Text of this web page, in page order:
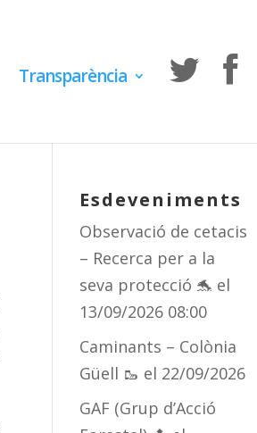
Transparència
Esdeveniments
Observació de cetacis
– Recerca per a la
seva protecció 🐬 el
13/09/2026 08:00
Caminants – Colònia
Güell 🥾 el 22/09/2026
GAF (Grup d’Acció